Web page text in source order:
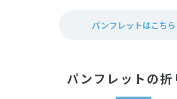
個人情報保護方針パンフレットはこちら
パンフレットの折